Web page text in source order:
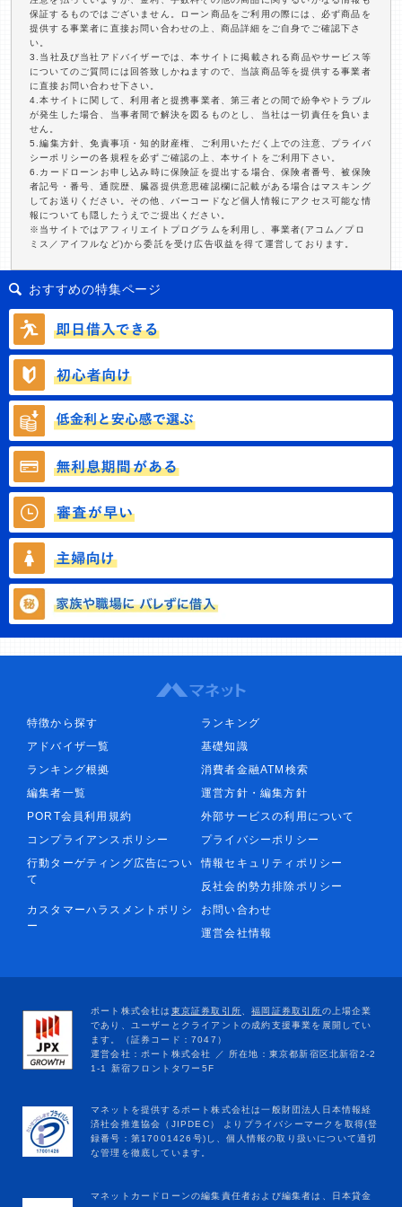
保証するものではございません。ローン商品をご利用の際には、必ず商品を
提供する事業者に直接お問い合わせの上、商品詳細をご自身でご確認下さ
い。
3.当社及び当社アドバイザーでは、本サイトに掲載される商品やサービス等
についてのご質問には回答致しかねますので、当該商品等を提供する事業者
に直接お問い合わせ下さい。
4.本サイトに関して、利用者と提携事業者、第三者との間で紛争やトラブル
が発生した場合、当事者間で解決を図るものとし、当社は一切責任を負いま
せん。
5.編集方針、免責事項・知的財産権、ご利用いただく上での注意、プライバ
シーポリシーの各規程を必ずご確認の上、本サイトをご利用下さい。
6.カードローンお申し込み時に保険証を提出する場合、保険者番号、被保険
者記号・番号、通院歴、臓器提供意思確認欄に記載がある場合はマスキング
してお送りください。その他、バーコードなど個人情報にアクセス可能な情
報についても隠したうえでご提出ください。
※当サイトではアフィリエイトプログラムを利用し、事業者(アコム／プロ
ミス／アイフルなど)から委託を受け広告収益を得て運営しております。
おすすめの特集ページ
特徴から探す
ランキング
アドバイザ一覧
基礎知識
ランキング根拠
消費者金融ATM検索
編集者一覧
運営方針・編集方針
PORT会員利用規約
外部サービスの利用について
コンプライアンスポリシー
プライバシーポリシー
行動ターゲティング広告につい
て
情報セキュリティポリシー
反社会的勢力排除ポリシー
カスタマーハラスメントポリシ
ー
お問い合わせ
運営会社情報
マネットカードローンの編集責任者および編集者は、日本貸金